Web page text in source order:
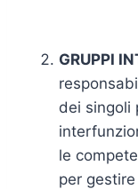
GRUPPI
dei singoli
le
per